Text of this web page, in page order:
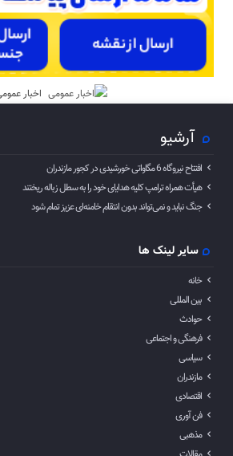
اخبار
آرشیو
افتتاح نیروگاه 6 مگاواتی خورشیدی در کجور مازندران
هیأت همراه ترامپ کلیه هدایای خود را به سطل زباله ریختند
جنگ نباید و نمی‌تواند بدون انتقام خامنه‌ای عزیز تمام شود
سایر لینک ها
خانه
بین المللی
حوادث
فرهنگی و اجتماعی
سیاسی
مازندران
اقتصادی
فن آوری
مذهبی